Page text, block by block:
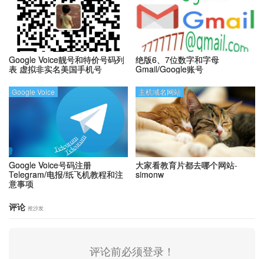
Google Voice靓号和特价号码列
表 虚拟非实名美国手机号
绝版6、7位数字和字母
Gmail/Google账号
Google Voice号码注册
Telegram/电报/纸飞机教程和注
意事项
Google Voice
大家看教育片都去哪个网站-
simonw
主机域名网站
评论 抢沙发
评论前必须登录！